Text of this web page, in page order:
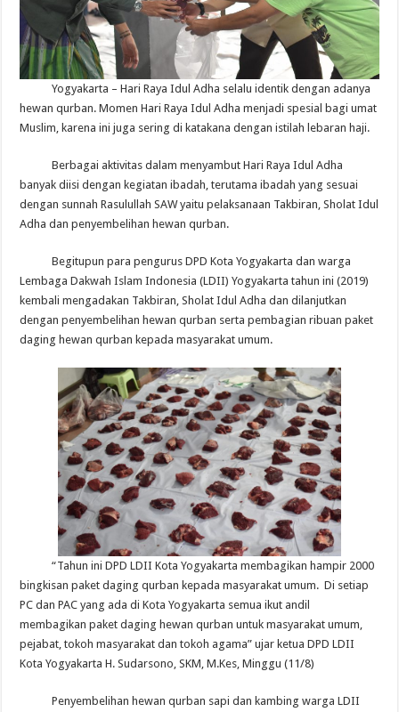
Yogyakarta – Hari Raya Idul Adha selalu identik dengan adanya
hewan qurban. Momen Hari Raya Idul Adha menjadi spesial bagi umat
Muslim, karena ini juga sering di katakana dengan istilah lebaran haji.
Berbagai aktivitas dalam menyambut Hari Raya Idul Adha
banyak diisi dengan kegiatan ibadah, terutama ibadah yang sesuai
dengan sunnah Rasulullah SAW yaitu pelaksanaan Takbiran, Sholat Idul
Adha dan penyembelihan hewan qurban.
Begitupun para pengurus DPD Kota Yogyakarta dan warga
Lembaga Dakwah Islam Indonesia (LDII) Yogyakarta tahun ini (2019)
kembali mengadakan Takbiran, Sholat Idul Adha dan dilanjutkan
dengan penyembelihan hewan qurban serta pembagian ribuan paket
daging hewan qurban kepada masyarakat umum.
“Tahun ini DPD LDII Kota Yogyakarta membagikan hampir 2000
bingkisan paket daging qurban kepada masyarakat umum. Di setiap
PC dan PAC yang ada di Kota Yogyakarta semua ikut andil
membagikan paket daging hewan qurban untuk masyarakat umum,
pejabat, tokoh masyarakat dan tokoh agama” ujar ketua DPD LDII
Kota Yogyakarta H. Sudarsono, SKM, M.Kes, Minggu (11/8)
Penyembelihan hewan qurban sapi dan kambing warga LDII